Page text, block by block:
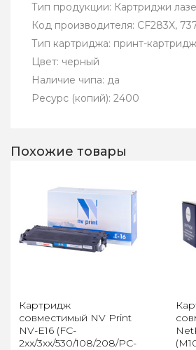
Тип продукции: Картриджи
Код производителя: CF283X,
Тип картриджа: принт-картридж
Цвет: черный
Наличие чипа: да
Ресурс (копий): 2400
Похожие товары
Картридж
совместимый NV Print
NV-E16 (FC-
2xx/3xx/530/108/208/PC-